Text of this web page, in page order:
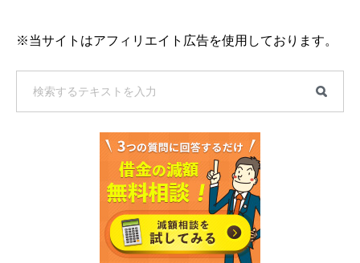
※当サイトはアフィリエイト広告を使用しております。